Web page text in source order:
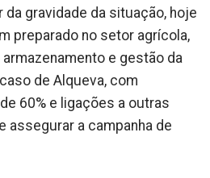
gravidade da situação, hoje
preparado no setor agrícola,
e gestão da
de Alqueva, com
60% e ligações a outras
assegurar a campanha de